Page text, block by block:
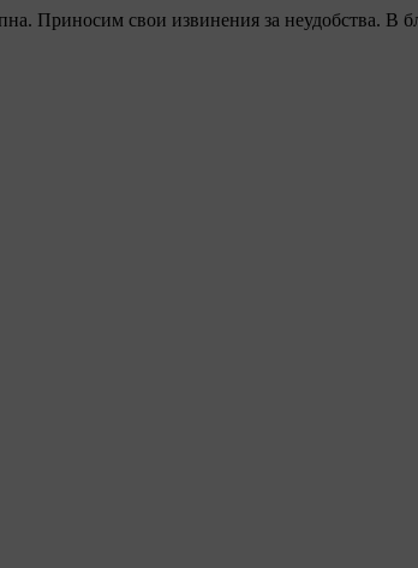
Приносим свои извинения за неудобства. В